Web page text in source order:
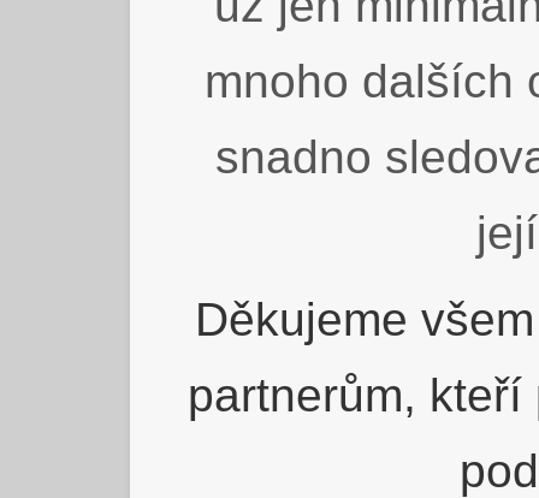
mnoho dalších
snadno
Děkujeme
partnerům,